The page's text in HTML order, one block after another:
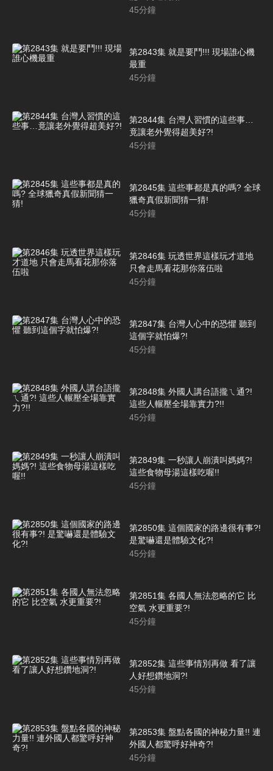
45分鐘
第2843集 就是要鬥!!! 現場誰心機
最重
45分鐘
第2844集 台灣人習慣的這些事…
竟讓老外覺得超美好?!
45分鐘
第2845集 這些事都是真的嗎? 全球
獵奇真假新聞猜一猜!
45分鐘
第2846集 玩透世界這樣玩才道地
只會走馬看花那你落伍啦
45分鐘
第2847集 台灣人心中的恐懼 聽到
這個字就怕爆?!
45分鐘
第2848集 外國人講台語攏ㄟ通?!
這些人輾壓全場靠實力?!!
45分鐘
第2849集 一秒讓人崩潰叫媽媽?!
這些食物母湯這樣吃喔!!
45分鐘
第2850集 這個國家的路邊很有事?!
是驚嚇還是體驗文化?!
45分鐘
第2851集 各國人無法忽略的它 比
空氣 水更重要?!
45分鐘
第2852集 這些事情別再做 看了讓
人好想鑽地洞?!
45分鐘
第2853集 盤點各國的神秘力量!! 連
外國人都驚呼好神奇?!
45分鐘